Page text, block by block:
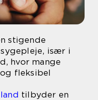
stigende
især i
hvor mange
fleksibel
tilbyder en